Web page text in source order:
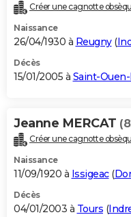
Créer une cagnotte
Naissance
26/04/1930 à Reugny(
Décès
15/01/2005 à Saint-
Jeanne MERCAT
Créer une cagnotte
Naissance
11/09/1920 à Issigeac(
Décès
04/01/2003 à Tours (